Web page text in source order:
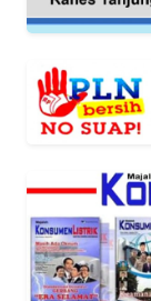
KARIR
DISCLAIMER
Wahana
WN
SUMUT